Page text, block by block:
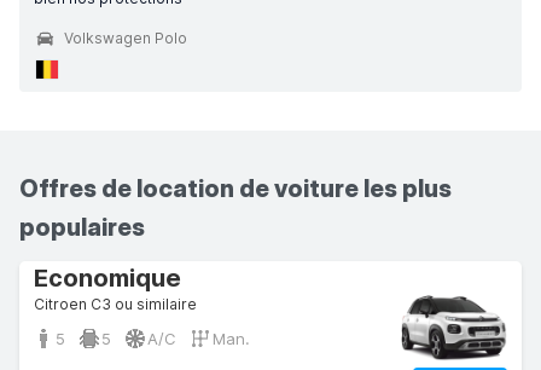
Volkswagen Polo
Offres de location de voiture les plus
populaires
Economique
Citroen C3 ou similaire
5 5 A/C Man.